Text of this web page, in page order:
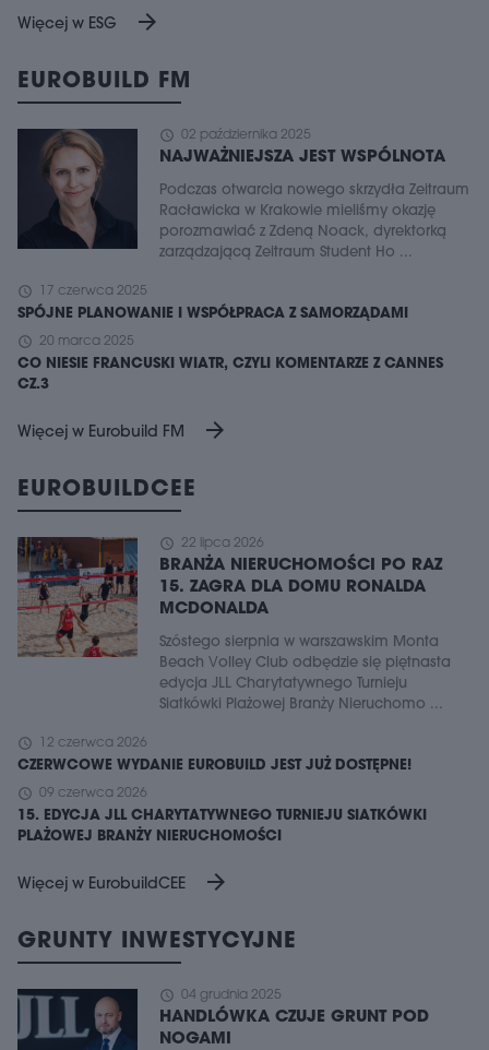
Więcej w ESG arrow_forward
EUROBUILD FM
schedule 02 października 2025
NAJWAŻNIEJSZA JEST WSPÓLNOTA
Podczas otwarcia nowego skrzydła Zeitraum
Racławicka w Krakowie mieliśmy okazję
porozmawiać z Zdeną Noack, dyrektorką
zarządzającą Zeitraum Student Ho ...
schedule 17 czerwca 2025
SPÓJNE PLANOWANIE I WSPÓŁPRACA Z SAMORZĄDAMI
schedule 20 marca 2025
CO NIESIE FRANCUSKI WIATR, CZYLI KOMENTARZE Z CANNES
CZ.3
Więcej w Eurobuild FM arrow_forward
EUROBUILDCEE
schedule 22 lipca 2026
BRANŻA NIERUCHOMOŚCI PO RAZ
15. ZAGRA DLA DOMU RONALDA
MCDONALDA
Szóstego sierpnia w warszawskim Monta
Beach Volley Club odbędzie się piętnasta
edycja JLL Charytatywnego Turnieju
Siatkówki Plażowej Branży Nieruchomo ...
schedule 12 czerwca 2026
CZERWCOWE WYDANIE EUROBUILD JEST JUŻ DOSTĘPNE!
schedule 09 czerwca 2026
15. EDYCJA JLL CHARYTATYWNEGO TURNIEJU SIATKÓWKI
PLAŻOWEJ BRANŻY NIERUCHOMOŚCI
Więcej w EurobuildCEE arrow_forward
GRUNTY INWESTYCYJNE
schedule 04 grudnia 2025
HANDLÓWKA CZUJE GRUNT POD
NOGAMI